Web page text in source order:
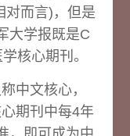
对而言)，但是
大学报既是C
核心期刊。
中文核心，
期刊中每4年